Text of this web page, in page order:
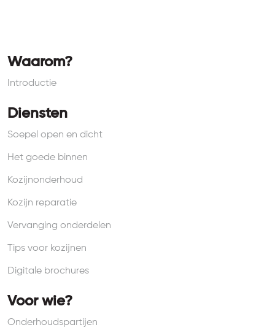
Waarom?
Introductie
Diensten
Soepel open en dicht
Het goede binnen
Kozijnonderhoud
Kozijn reparatie
Vervanging onderdelen
Tips voor kozijnen
Digitale brochures
Voor wie?
Onderhoudspartijen